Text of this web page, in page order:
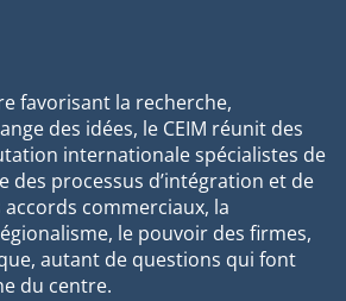
favorisant la recherche,
des idées, le CEIM réunit des
internationale spécialistes de
des processus d’intégration et de
commerciaux, la
le pouvoir des firmes,
autant de questions qui font
du centre.